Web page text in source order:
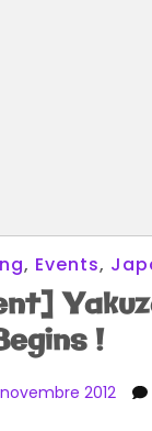
, Events,
!
2012